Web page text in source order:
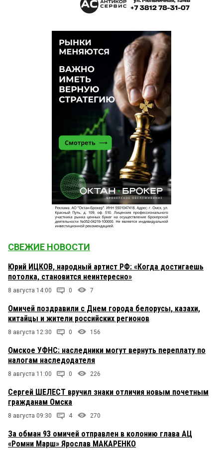
СВЕЖИЕ НОВОСТИ
Юрий ИЦКОВ, народный артист РФ: «Когда достигаешь
потолка, становится неинтересно»
8 августа 14:00 0 7
Омичей поздравили с Днем города белорусы, казахи,
китайцы и жители российских регионов
8 августа 12:30 0 156
Омское УФНС: наследники могут вернуть переплату по
налогам наследодателя
8 августа 11:00 0 226
Сергей ШЕЛЕСТ вручил знаки отличия новым почетным
гражданам Омска
8 августа 09:30 4 270
За обман 93 омичей отправлен в колонию глава АЦ
«Ромни Марш» Ярослав МАКАРЕНКО